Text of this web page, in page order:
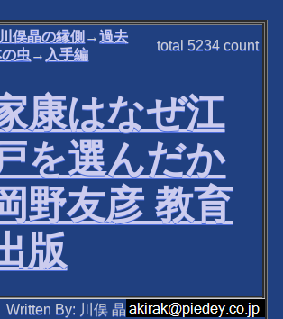
川俣晶の縁側 →過去
虫 → 入手編
total 5234 count
康はなぜ江
を選んだか
野友彦 教育
版
Written By: 川俣 晶